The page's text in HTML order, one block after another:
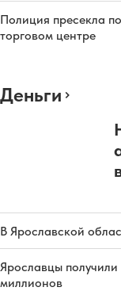
Полиция пресекла
торговом центре
Деньги
В Ярославской
Ярославцы
миллионов